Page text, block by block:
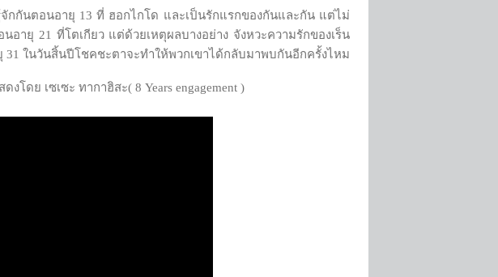
กกันตอนอายุ 13 ที่ ฮอกไกโด และเป็นรักแรกของกันและกัน แต่ไม่
ายุ 21 ที่โตเกียว แต่ด้วยเหตุผลบางอย่าง จังหวะความรักของเร็น
31 ในวันสิ้นปีโชคชะตาจะทำให้พวกเขาได้กลับมาพบกันอีกครั้งไหม
ดย เซเซะ ทากาฮิสะ( 8 Years engagement )